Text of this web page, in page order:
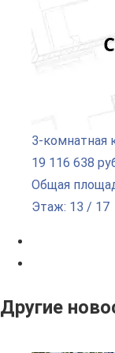
3-комнатная
19 116 638
Общая
Этаж: 13 / 17
Другие